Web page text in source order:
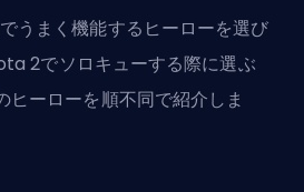
うまく機能するヒーローを選び
2でソロキューする際に選ぶ
ヒーローを順不同で紹介しま